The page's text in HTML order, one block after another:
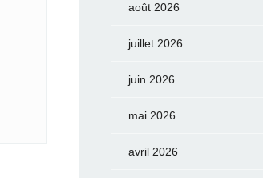
août 2026
juillet 2026
juin 2026
mai 2026
avril 2026